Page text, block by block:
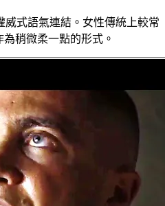
威式語氣連結。女性傳統上較常
為稍微柔一點的形式。